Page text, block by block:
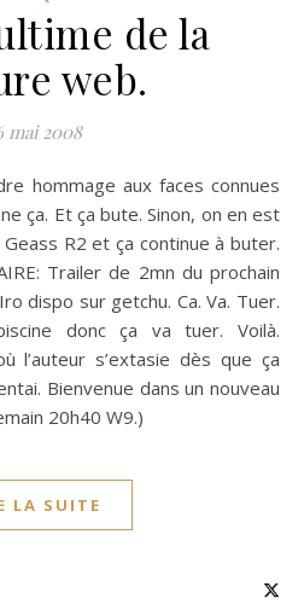
de la
web.
mai 2008
ça. Et ça bute. Sinon, on en est
R2 et ça continue à buter.
Trailer de 2mn du prochain
dispo sur getchu. Ca. Va. Tuer.
donc ça va tuer. Voilà.
l’auteur s’extasie dès que ça
Bienvenue dans un nouveau
20h40 W9.)
LA SUITE